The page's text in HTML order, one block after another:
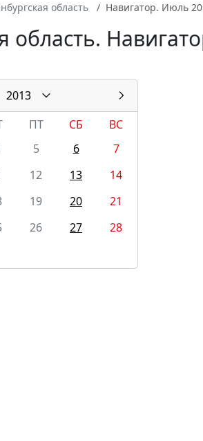
область Навигатор. Июль
область.
2013
ПТ СБ
ВС
5 6
7
12 13
14
19 20
21
26 27
28